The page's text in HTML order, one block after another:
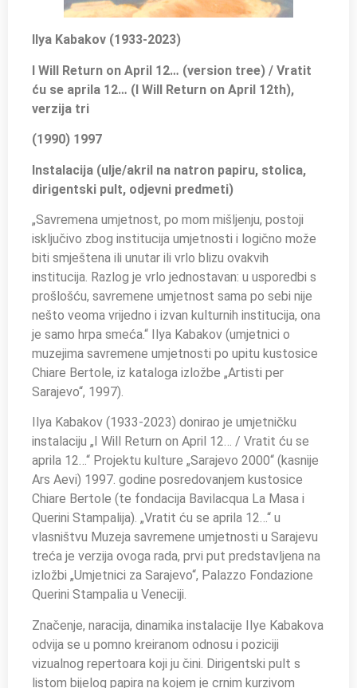
Ilya Kabakov (1933-2023)
I Will Return on April 12… (version tree) / Vratit
ću se aprila 12… (I Will Return on April 12th),
verzija tri
(1990) 1997
Instalacija (ulje/akril na natron papiru, stolica,
dirigentski pult, odjevni predmeti)
„Savremena umjetnost, po mom mišljenju, postoji
isključivo zbog institucija umjetnosti i logično može
biti smještena ili unutar ili vrlo blizu ovakvih
institucija. Razlog je vrlo jednostavan: u usporedbi s
prošlošću, savremene umjetnost sama po sebi nije
nešto veoma vrijedno i izvan kulturnih institucija, ona
je samo hrpa smeća.“ Ilya Kabakov (umjetnici o
muzejima savremene umjetnosti po upitu kustosice
Chiare Bertole, iz kataloga izložbe „Artisti per
Sarajevo“, 1997).
Ilya Kabakov (1933-2023) donirao je umjetničku
instalaciju „I Will Return on April 12… / Vratit ću se
aprila 12…“ Projektu kulture „Sarajevo 2000“ (kasnije
Ars Aevi) 1997. godine posredovanjem kustosice
Chiare Bertole (te fondacija Bavilacqua La Masa i
Querini Stampalija). „Vratit ću se aprila 12…“ u
vlasništvu Muzeja savremene umjetnosti u Sarajevu
treća je verzija ovoga rada, prvi put predstavljena na
izložbi „Umjetnici za Sarajevo“, Palazzo Fondazione
Querini Stampalia u Veneciji.
Značenje, naracija, dinamika instalacije Ilye Kabakova
odvija se u pomno kreiranom odnosu i poziciji
vizualnog repertoara koji ju čini. Dirigentski pult s
listom bijelog papira na kojem je crnim kurzivom